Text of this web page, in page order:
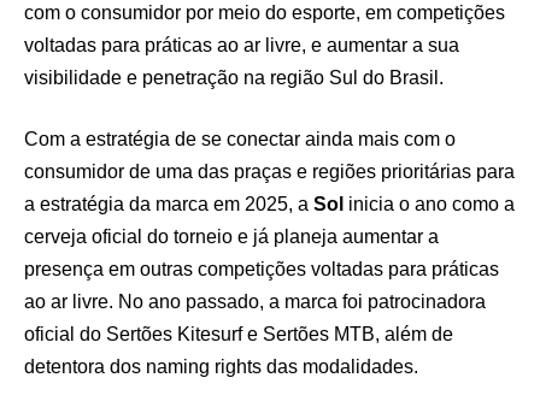
com o consumidor por meio do esporte, em competições
voltadas para práticas ao ar livre, e aumentar a sua
visibilidade e penetração na região Sul do Brasil.
Com a estratégia de se conectar ainda mais com o
consumidor de uma das praças e regiões prioritárias para
a estratégia da marca em 2025, a Sol inicia o ano como a
cerveja oficial do torneio e já planeja aumentar a
presença em outras competições voltadas para práticas
ao ar livre. No ano passado, a marca foi patrocinadora
oficial do Sertões Kitesurf e Sertões MTB, além de
detentora dos naming rights das modalidades.